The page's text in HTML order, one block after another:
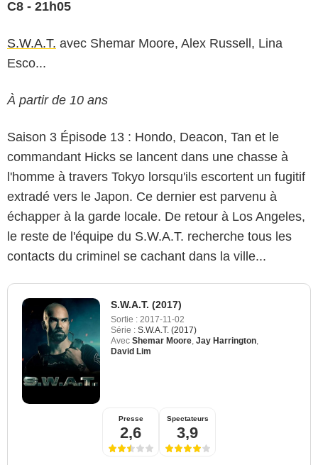
C8 - 21h05
S.W.A.T. avec Shemar Moore, Alex Russell, Lina
Esco...
À partir de 10 ans
Saison 3 Épisode 13 : Hondo, Deacon, Tan et le
commandant Hicks se lancent dans une chasse à
l'homme à travers Tokyo lorsqu'ils escortent un fugitif
extradé vers le Japon. Ce dernier est parvenu à
échapper à la garde locale. De retour à Los Angeles,
le reste de l'équipe du S.W.A.T. recherche tous les
contacts du criminel se cachant dans la ville...
S.W.A.T. (2017)
Sortie : 2017-11-02
Série : S.W.A.T. (2017)
Avec Shemar Moore, Jay Harrington,
David Lim
Presse
2,6
Spectateurs
3,9